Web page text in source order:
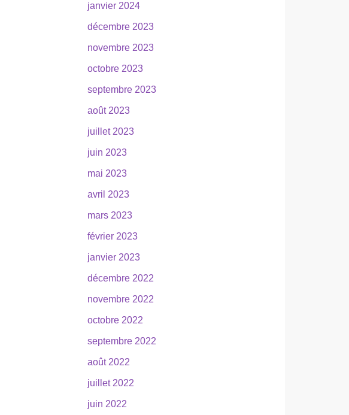
janvier 2024
décembre 2023
novembre 2023
octobre 2023
septembre 2023
août 2023
juillet 2023
juin 2023
mai 2023
avril 2023
mars 2023
février 2023
janvier 2023
décembre 2022
novembre 2022
octobre 2022
septembre 2022
août 2022
juillet 2022
juin 2022